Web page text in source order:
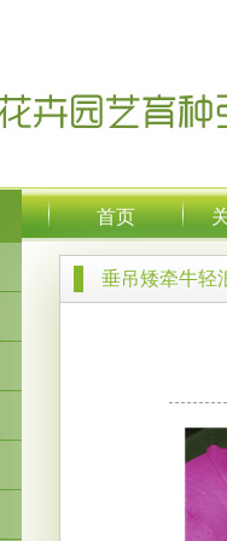
首页
垂吊矮牵牛轻